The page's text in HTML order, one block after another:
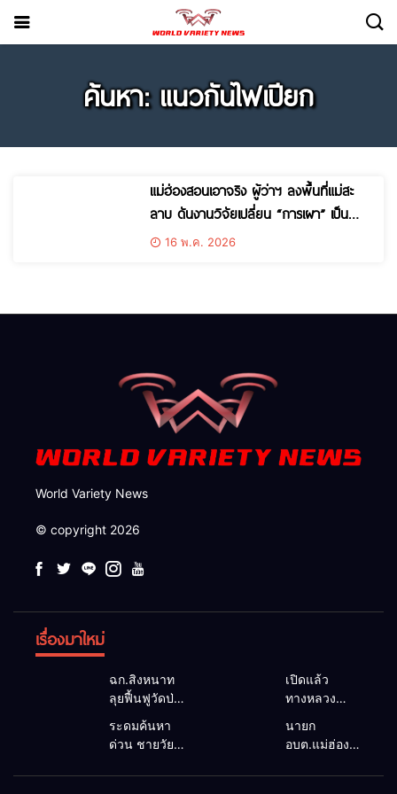
ค้นหา: แนวกันไฟเปียก
แม่ฮ่องสอนเอาจริง ผู้ว่าฯ ลงพื้นที่แม่สะ
ลาบ ดันงานวิจัยเปลี่ยน “การเผา” เป็น
“เกษตรยั่งยืน” แก้ไฟป่า-ปัญหาน้ำอย่างเป็น
16 พ.ค. 2026
World Variety News
© copyright 2026
เรื่องมาใหม่
ฉก.สิงหนาท
ลุยฟื้นฟูวัดป่า
ถ้ำวัว ระดม
กำลังเคลียร์
ใต้สะพาน
ซ่อมคอ
เปิดแล้ว
ทางหลวง
ตามปกติ หลัง
คอสะพานแม่
สุยะขาดจาก
ระดมค้นหา
ด่วน ชายวัย
ปริศนาริมลำ
นายก
อบต.แม่ฮ่องสอน
แก้วิกฤตแม่น้ำ